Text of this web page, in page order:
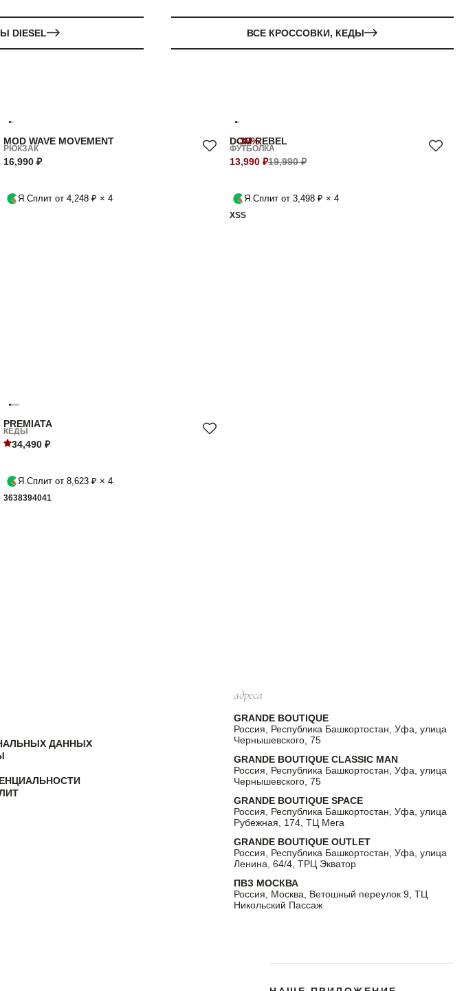
DIESEL ВСЕ КРОССОВКИ, КЕДЫ
MOD WAVE MOVEMENT
РЮКЗАК
16,990 ₽
Я.Сплит от 4,248 ₽ × 4
-30%
DOM REBEL
ФУТБОЛКА
13,990 ₽19,990 ₽
Я.Сплит от 3,498 ₽ × 4
XSS
PREMIATA
КЕДЫ
34,490 ₽
Я.Сплит от 8,623 ₽ × 4
3638394041
ДАННЫХ
адреса
GRANDE BOUTIQUE
Россия, Республика Башкортостан, Уфа, улица
Чернышевского, 75
GRANDE BOUTIQUE CLASSIC MAN
Россия, Республика Башкортостан, Уфа, улица
Чернышевского, 75
GRANDE BOUTIQUE SPACE
Россия, Республика Башкортостан, Уфа, улица
Рубежная, 174, ТЦ Мега
GRANDE BOUTIQUE OUTLET
Россия, Республика Башкортостан, Уфа, улица
Ленина, 64/4, ТРЦ Экватор
ПВЗ МОСКВА
Россия, Москва, Ветошный переулок 9, ТЦ
Никольский Пассаж